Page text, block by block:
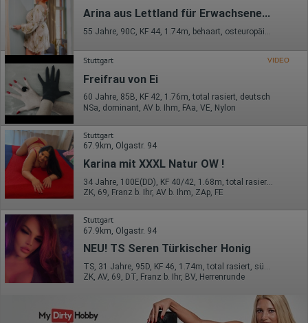
Arina aus Lettland für Erwachsene...
55 Jahre, 90C, KF 44, 1.74m, behaart, osteuropäisch
Stuttgart VIDEO
Freifrau von Ei
60 Jahre, 85B, KF 42, 1.76m, total rasiert, deutsch
NSa, dominant, AV b. Ihm, FAa, VE, Nylon
Stuttgart
67.9km, Olgastr. 94
Karina mit XXXL Natur OW !
ZK, 69, Franz b. Ihr, AV b. Ihm, ZAp, FE
Stuttgart
67.9km, Olgastr. 94
NEU! TS Seren Türkischer Honig
TS, 31 Jahre, 95D, KF 46, 1.74m, total rasiert, südländisch
ZK, AV, 69, DT, Franz b. Ihr, BV, Herrenrunde